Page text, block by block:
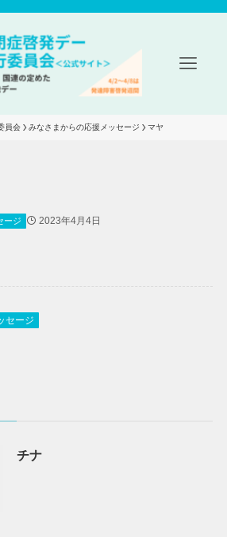
員会 みなさまからの応援メッセージ マヤ
ージ 2023年4月4日
セージ
チナ